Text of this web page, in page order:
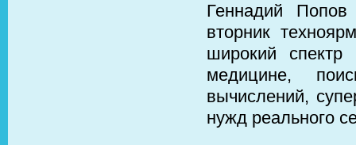
Геннадий
вторник
широкий спектр
медицине,
вычислений,
нужд реального